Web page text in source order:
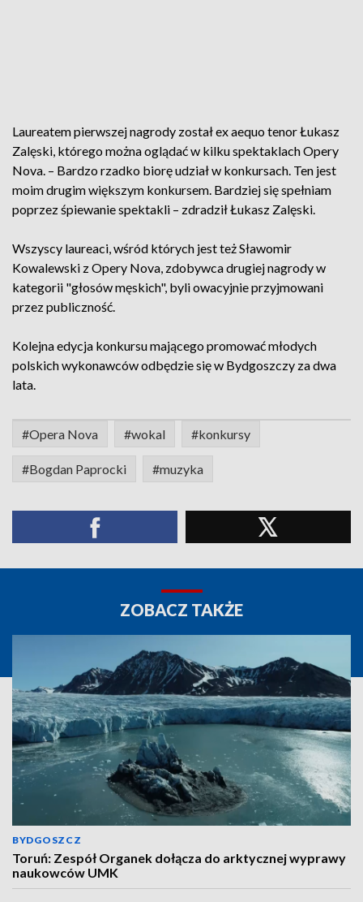
Laureatem pierwszej nagrody został ex aequo tenor Łukasz
Zalęski, którego można oglądać w kilku spektaklach Opery
Nova. – Bardzo rzadko biorę udział w konkursach. Ten jest
moim drugim większym konkursem. Bardziej się spełniam
poprzez śpiewanie spektakli – zdradził Łukasz Zalęski.
Wszyscy laureaci, wśród których jest też Sławomir
Kowalewski z Opery Nova, zdobywca drugiej nagrody w
kategorii "głosów męskich", byli owacyjnie przyjmowani
przez publiczność.
Kolejna edycja konkursu mającego promować młodych
polskich wykonawców odbędzie się w Bydgoszczy za dwa
lata.
#Opera Nova #wokal #konkursy
#Bogdan Paprocki #muzyka
ZOBACZ TAKŻE
BYDGOSZCZ
Toruń: Zespół Organek dołącza do arktycznej wyprawy
naukowców UMK